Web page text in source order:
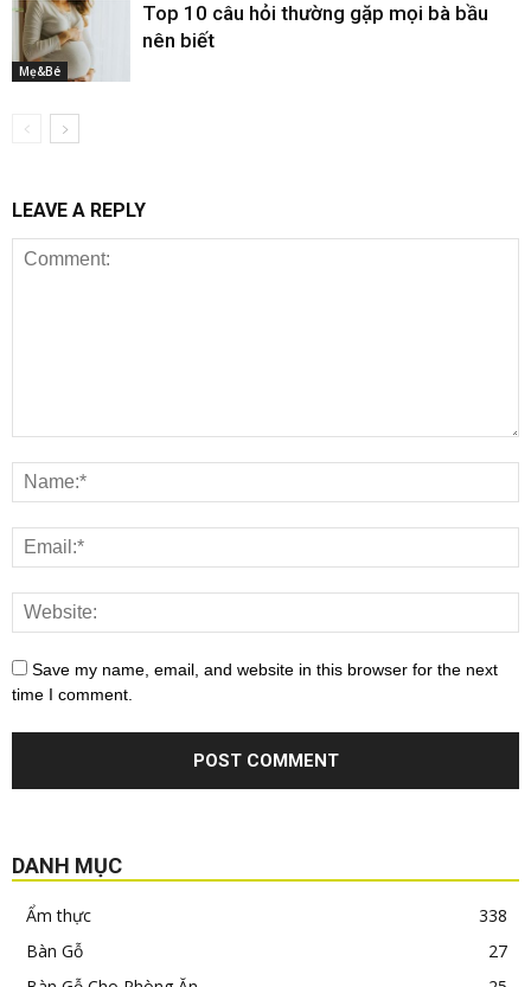
Mẹ&Bé
Top 10 câu hỏi thường gặp mọi bà bầu
nên biết
LEAVE A REPLY
Save my name, email, and website in this browser for the next
time I comment.
DANH MỤC
Ẩm thực
338
Bàn Gỗ
27